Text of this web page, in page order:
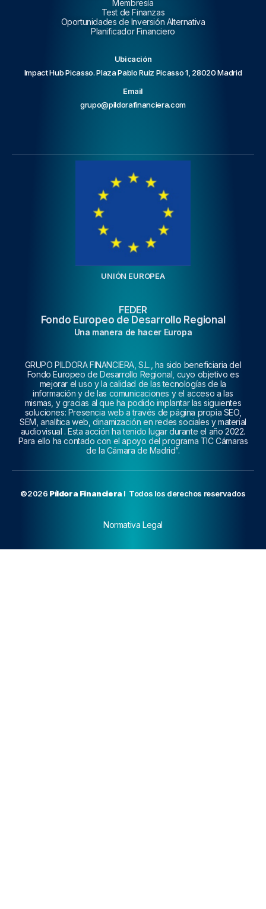
Membresía
Test de Finanzas
Oportunidades de Inversión Alternativa
Planificador Financiero
Ubicación
Impact Hub Picasso. Plaza Pablo Ruiz Picasso 1, 28020 Madrid
Email
grupo@pildorafinanciera.com
UNIÓN EUROPEA
FEDER
Fondo Europeo de Desarrollo Regional
Una manera de hacer Europa
GRUPO PILDORA FINANCIERA, S.L., ha sido beneficiaria del
Fondo Europeo de Desarrollo Regional, cuyo objetivo es
mejorar el uso y la calidad de las tecnologías de la
información y de las comunicaciones y el acceso a las
mismas, y gracias al que ha podido implantar las siguientes
soluciones: Presencia web a través de página propia SEO,
SEM, analítica web, dinamización en redes sociales y material
audiovisual . Esta acción ha tenido lugar durante el año 2022.
Para ello ha contado con el apoyo del programa TIC Cámaras
de la Cámara de Madrid”.
©2026 Píldora Financiera I Todos los derechos reservados
Normativa Legal